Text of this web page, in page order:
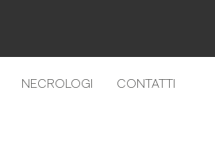
NECROLOGI CONTATTI